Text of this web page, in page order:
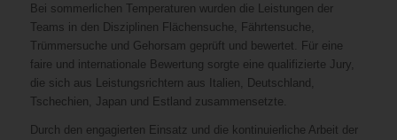
Bei sommerlichen Temperaturen wurden die Leistungen der
Teams in den Disziplinen Flächensuche, Fährtensuche,
Trümmersuche und Gehorsam geprüft und bewertet. Für eine
faire und internationale Bewertung sorgte eine qualifizierte Jury,
die sich aus Leistungsrichtern aus Italien, Deutschland,
Tschechien, Japan und Estland zusammensetzte.
Durch den engagierten Einsatz und die kontinuierliche Arbeit der